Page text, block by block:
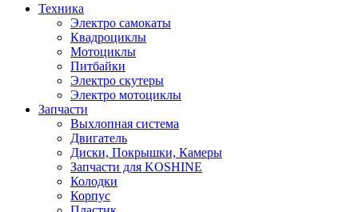
Техника
Электро самокаты
Квадроциклы
Мотоциклы
Питбайки
Электро скутеры
Электро мотоциклы
Запчасти
Выхлопная система
Двигатель
Диски, Покрышки, Камеры
Запчасти для KOSHINE
Колодки
Корпус